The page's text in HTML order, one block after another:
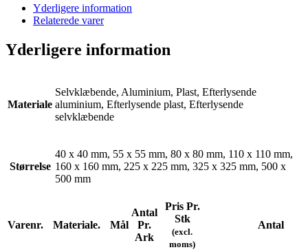
Yderligere information
Relaterede varer
Yderligere information
Materiale
Selvklæbende, Aluminium, Plast, Efterlysende
aluminium, Efterlysende plast, Efterlysende
selvklæbende
Størrelse
40 x 40 mm, 55 x 55 mm, 80 x 80 mm, 110 x 110 mm,
160 x 160 mm, 225 x 225 mm, 325 x 325 mm, 500 x
500 mm
Varenr. Materiale. Mål
Antal
Pr.
Ark
Pris Pr.
Stk
(excl.
moms)
Antal